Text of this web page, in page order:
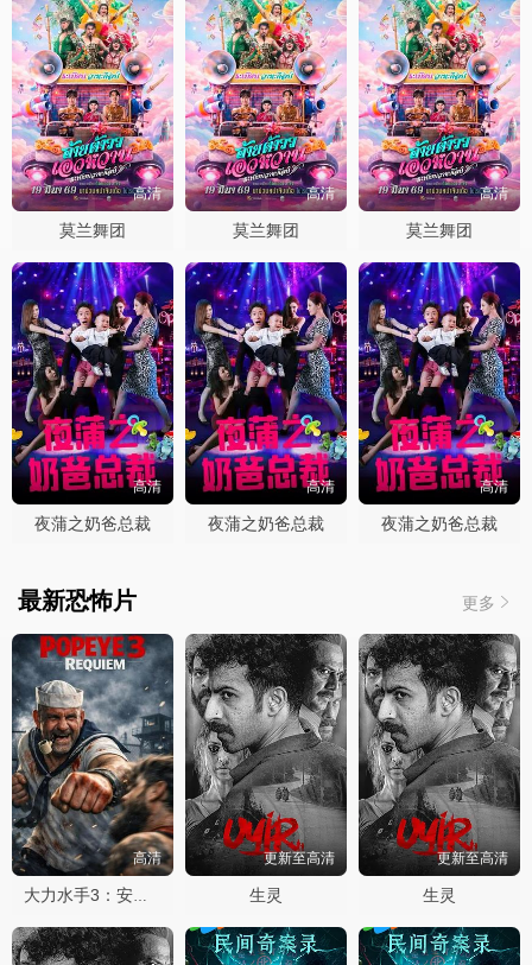
高清
莫兰舞团
高清
莫兰舞团
高清
莫兰舞团
高清
夜蒲之奶爸总裁
高清
夜蒲之奶爸总裁
高清
夜蒲之奶爸总裁
更多
最新恐怖片
高清 更新至高清
生灵
更新至高清
生灵